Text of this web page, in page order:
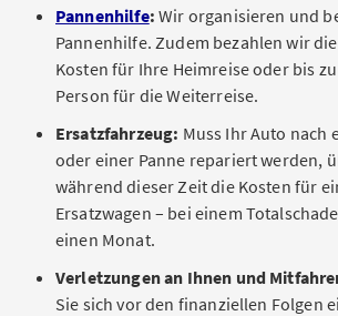
Pannenhilfe: Wir organisieren und
Pannenhilfe. Zudem bezahlen wir
Kosten für Ihre Heimreise oder bis zu
Person für die Weiterreise.
Ersatzfahrzeug: Muss Ihr Auto nach
oder einer Panne repariert werden,
während dieser Zeit die Kosten für
Ersatzwagen – bei einem
einen Monat.
Verletzungen an Ihnen und
Sie sich vor den finanziellen Folgen